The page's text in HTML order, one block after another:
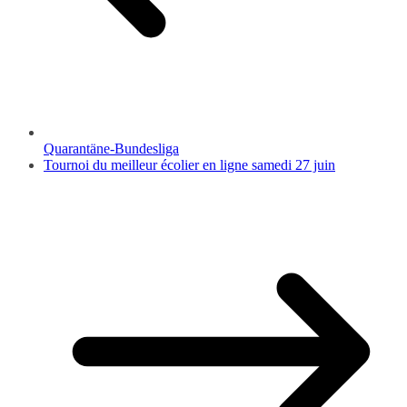
Quarantäne-Bundesliga
Tournoi du meilleur écolier en ligne samedi 27 juin